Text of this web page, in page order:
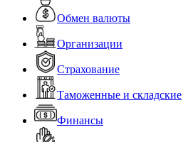
Обмен валюты
Организации
Страхование
Таможенные и складские
Финансы